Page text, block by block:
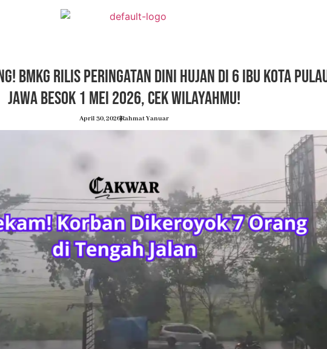
BMKG Rilis Peringatan Dini Hujan di 6 Ibu Kota
Jawa Besok 1 Mei 2026, Cek Wilayahmu!
April 30, 2026Rahmat Yanuar